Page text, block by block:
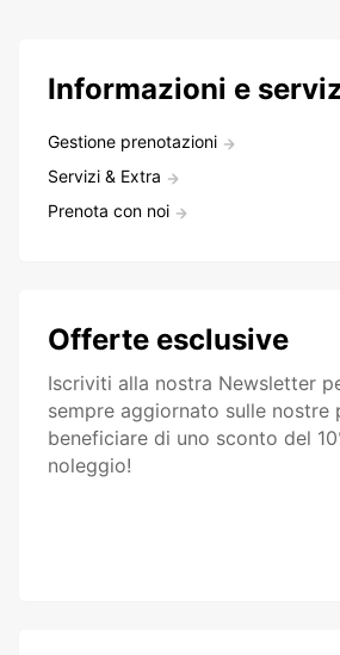
Informazioni e
Gestione prenotazioni
Servizi & Extra
Prenota con noi
Offerte esclusive
Iscriviti alla nostra Newsletter
sempre aggiornato sulle nostre
beneficiare di uno sconto del
noleggio!